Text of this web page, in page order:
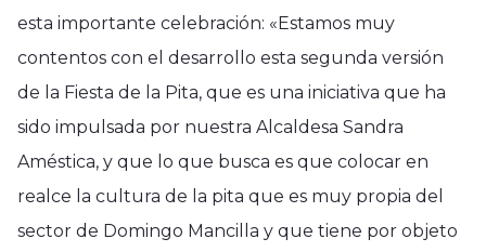
esta importante celebración: «Estamos muy
contentos con el desarrollo esta segunda versión
de la Fiesta de la Pita, que es una iniciativa que ha
sido impulsada por nuestra Alcaldesa Sandra
Améstica, y que lo que busca es que colocar en
realce la cultura de la pita que es muy propia del
sector de Domingo Mancilla y que tiene por objeto